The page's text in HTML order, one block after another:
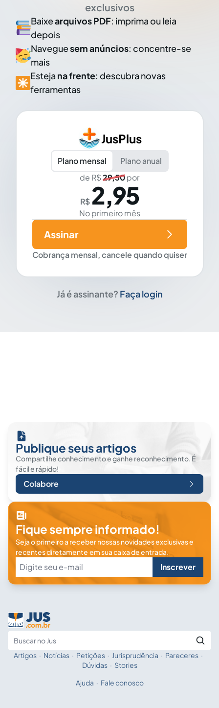
exclusivos
Baixearquivos PDF: imprima ou leia
depois
Naveguesem anúncios: concentre-se
mais
Esteja na frente: descubra novas
ferramentas
JusPlus
Plano mensal
Plano anual
de R$29,50por
R$ 2,95
No primeiro mês
Cobrança mensal, cancele quando quiser
Assinar
Já é assinante? Faça login
Publique seus artigos
Compartilhe conhecimento e ganhe reconhecimento. É
fácil e rápido!
Colabore
Fique sempre informado!
Seja o primeiro a receber nossas novidades exclusivas e
recentes diretamente em sua caixa de entrada.
Inscrever
Fale com a IA
Artigos · Notícias · Petições · Jurisprudência · Pareceres ·
Dúvidas · Stories
Ajuda · Fale conosco